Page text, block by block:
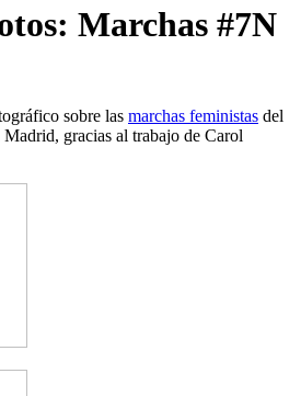
Marchas #7N
sobre las marchas feministas del
gracias al trabajo de Carol